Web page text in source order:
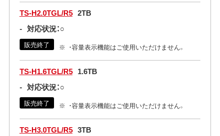
TS-H2.0TGL/R5 2TB
- 対応状況：○
販売終了 ・容量表示機能はご使用いただけません。
TS-H1.6TGL/R5 1.6TB
- 対応状況：○
販売終了 ・容量表示機能はご使用いただけません。
TS-H3.0TGL/R5 3TB